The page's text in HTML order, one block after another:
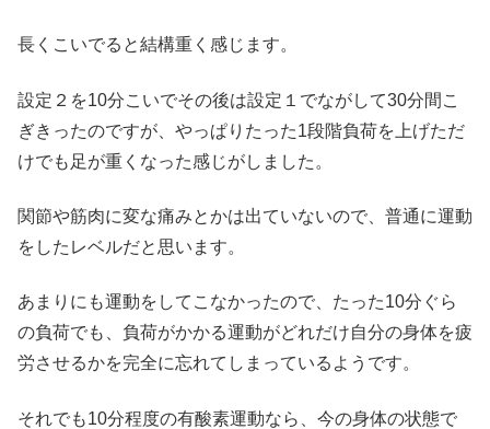
長くこいでると結構重く感じます。
設定２を10分こいでその後は設定１でながして30分間こ
ぎきったのですが、やっぱりたった1段階負荷を上げただ
けでも足が重くなった感じがしました。
関節や筋肉に変な痛みとかは出ていないので、普通に運動
をしたレベルだと思います。
あまりにも運動をしてこなかったので、たった10分ぐら
の負荷でも、負荷がかかる運動がどれだけ自分の身体を疲
労させるかを完全に忘れてしまっているようです。
それでも10分程度の有酸素運動なら、今の身体の状態で